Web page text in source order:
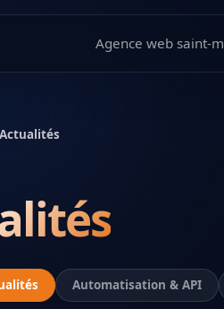
Agence web saint-
Actualités
Automatisation & API